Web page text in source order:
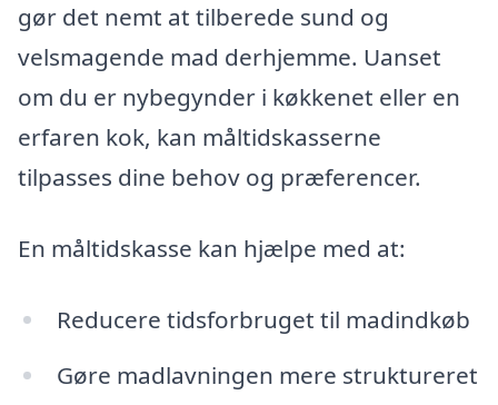
gør det nemt at tilberede sund og
velsmagende mad derhjemme. Uanset
om du er nybegynder i køkkenet eller en
erfaren kok, kan måltidskasserne
tilpasses dine behov og præferencer.
En måltidskasse kan hjælpe med at:
Reducere tidsforbruget til madindkøb
Gøre madlavningen mere struktureret